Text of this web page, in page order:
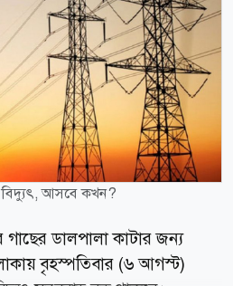
আসবে কখন?
ডালপালা কাটার জন্য
বৃহস্পতিবার (৬ আগস্ট)